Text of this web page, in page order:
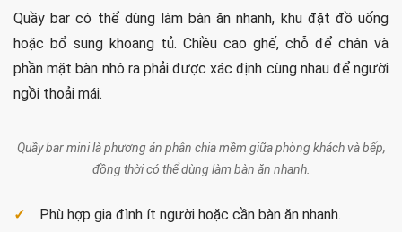
Quầy bar có thể dùng làm bàn ăn nhanh, khu đặt đồ uống
hoặc bổ sung khoang tủ. Chiều cao ghế, chỗ để chân và
phần mặt bàn nhô ra phải được xác định cùng nhau để người
ngồi thoải mái.